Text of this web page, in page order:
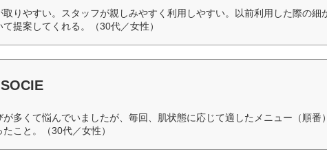
取りやすい。スタッフが親しみやすく利用しやすい。以前利用した際の細
て提案してくれる。（30代／女性）
SOCIE
が多くて悩んでいましたが、毎回、肌状態に応じて適したメニュー（順番
たこと。（30代／女性）